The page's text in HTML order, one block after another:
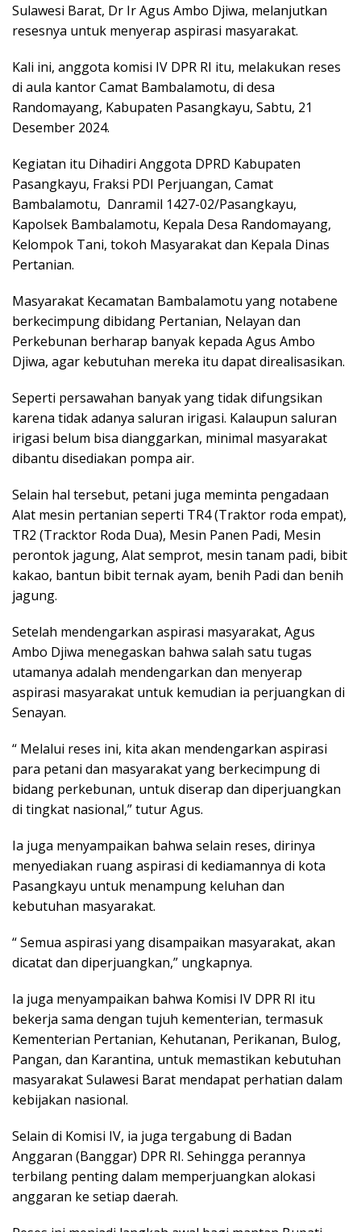
Sulawesi Barat, Dr Ir Agus Ambo Djiwa, melanjutkan
resesnya untuk menyerap aspirasi masyarakat.
Kali ini, anggota komisi IV DPR RI itu, melakukan reses
di aula kantor Camat Bambalamotu, di desa
Randomayang, Kabupaten Pasangkayu, Sabtu, 21
Desember 2024.
Kegiatan itu Dihadiri Anggota DPRD Kabupaten
Pasangkayu, Fraksi PDI Perjuangan, Camat
Bambalamotu, Danramil 1427-02/Pasangkayu,
Kapolsek Bambalamotu, Kepala Desa Randomayang,
Kelompok Tani, tokoh Masyarakat dan Kepala Dinas
Pertanian.
Masyarakat Kecamatan Bambalamotu yang notabene
berkecimpung dibidang Pertanian, Nelayan dan
Perkebunan berharap banyak kepada Agus Ambo
Djiwa, agar kebutuhan mereka itu dapat direalisasikan.
Seperti persawahan banyak yang tidak difungsikan
karena tidak adanya saluran irigasi. Kalaupun saluran
irigasi belum bisa dianggarkan, minimal masyarakat
dibantu disediakan pompa air.
Selain hal tersebut, petani juga meminta pengadaan
Alat mesin pertanian seperti TR4 (Traktor roda empat),
TR2 (Tracktor Roda Dua), Mesin Panen Padi, Mesin
perontok jagung, Alat semprot, mesin tanam padi, bibit
kakao, bantun bibit ternak ayam, benih Padi dan benih
jagung.
Setelah mendengarkan aspirasi masyarakat, Agus
Ambo Djiwa menegaskan bahwa salah satu tugas
utamanya adalah mendengarkan dan menyerap
aspirasi masyarakat untuk kemudian ia perjuangkan di
Senayan.
“ Melalui reses ini, kita akan mendengarkan aspirasi
para petani dan masyarakat yang berkecimpung di
bidang perkebunan, untuk diserap dan diperjuangkan
di tingkat nasional,” tutur Agus.
Ia juga menyampaikan bahwa selain reses, dirinya
menyediakan ruang aspirasi di kediamannya di kota
Pasangkayu untuk menampung keluhan dan
kebutuhan masyarakat.
“ Semua aspirasi yang disampaikan masyarakat, akan
dicatat dan diperjuangkan,” ungkapnya.
Ia juga menyampaikan bahwa Komisi IV DPR RI itu
bekerja sama dengan tujuh kementerian, termasuk
Kementerian Pertanian, Kehutanan, Perikanan, Bulog,
Pangan, dan Karantina, untuk memastikan kebutuhan
masyarakat Sulawesi Barat mendapat perhatian dalam
kebijakan nasional.
Selain di Komisi IV, ia juga tergabung di Badan
Anggaran (Banggar) DPR RI. Sehingga perannya
terbilang penting dalam memperjuangkan alokasi
anggaran ke setiap daerah.